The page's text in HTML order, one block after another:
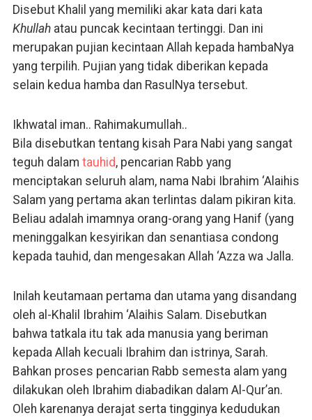
Disebut Khalil yang memiliki akar kata dari kata
Khullahatau puncak kecintaan tertinggi. Dan ini
merupakan pujian kecintaan Allah kepada hambaNya
yang terpilih. Pujian yang tidak diberikan kepada
selain kedua hamba dan RasulNya tersebut.
Ikhwatal iman.. Rahimakumullah..
Bila disebutkan tentang kisah Para Nabi yang sangat
teguh dalam tauhid, pencarian Rabb yang
menciptakan seluruh alam, nama Nabi Ibrahim ‘Alaihis
Salam yang pertama akan terlintas dalam pikiran kita.
Beliau adalah imamnya orang-orang yang Hanif (yang
meninggalkan kesyirikan dan senantiasa condong
kepada tauhid, dan mengesakan Allah ‘Azza wa Jalla.
Inilah keutamaan pertama dan utama yang disandang
oleh al-Khalil Ibrahim ‘Alaihis Salam. Disebutkan
bahwa tatkala itu tak ada manusia yang beriman
kepada Allah kecuali Ibrahim dan istrinya, Sarah.
Bahkan proses pencarian Rabb semesta alam yang
dilakukan oleh Ibrahim diabadikan dalam Al-Qur’an.
Oleh karenanya derajat serta tingginya kedudukan